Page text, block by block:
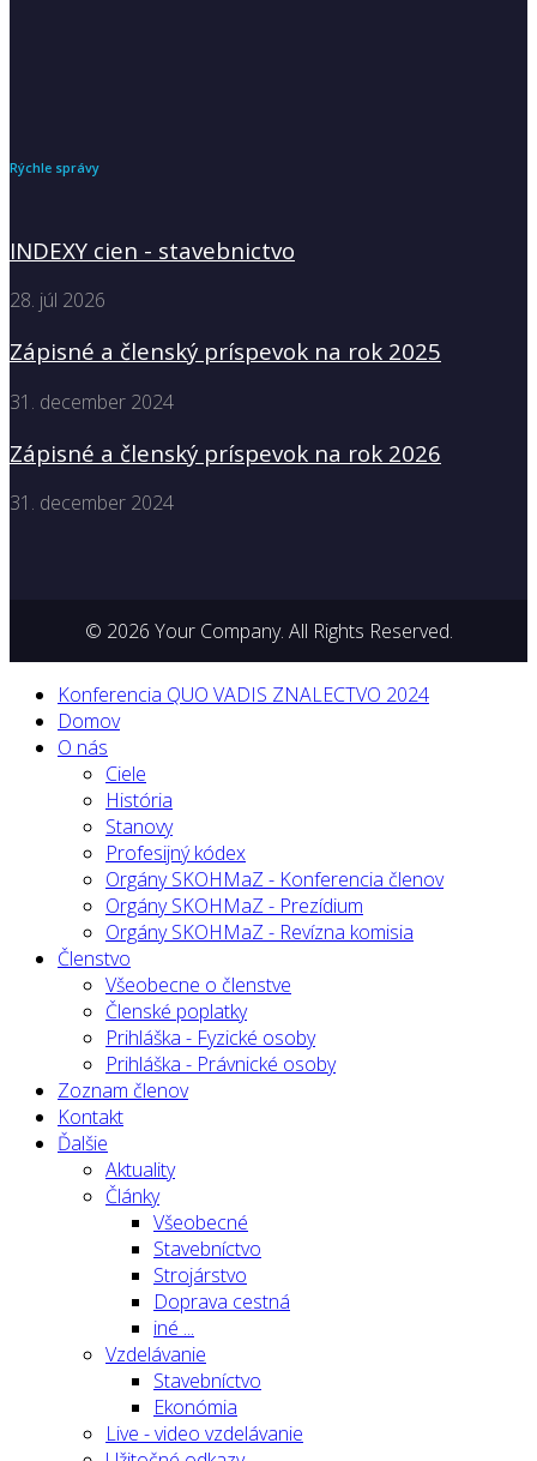
Rýchle správy
INDEXY cien - stavebnictvo
28. júl 2026
Zápisné a členský príspevok na rok 2025
31. december 2024
Zápisné a členský príspevok na rok 2026
31. december 2024
© 2026 Your Company. All Rights Reserved.
Konferencia QUO VADIS ZNALECTVO 2024
Domov
O nás
Ciele
História
Stanovy
Profesijný kódex
Orgány SKOHMaZ - Konferencia členov
Orgány SKOHMaZ - Prezídium
Orgány SKOHMaZ - Revízna komisia
Členstvo
Všeobecne o členstve
Členské poplatky
Prihláška - Fyzické osoby
Prihláška - Právnické osoby
Zoznam členov
Kontakt
Ďalšie
Aktuality
Články
Všeobecné
Stavebníctvo
Strojárstvo
Doprava cestná
iné ...
Vzdelávanie
Stavebníctvo
Ekonómia
Live - video vzdelávanie